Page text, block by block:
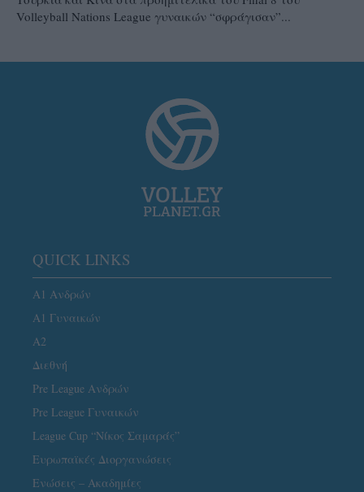
Volleyball Nations League γυναικών “σφράγισαν”...
QUICK LINKS
Α1 Ανδρών
Α1 Γυναικών
A2
Διεθνή
Pre League Ανδρών
Pre League Γυναικών
League Cup “Νίκος Σαμαράς”
Ευρωπαϊκές Διοργανώσεις
Ενώσεις – Ακαδημίες